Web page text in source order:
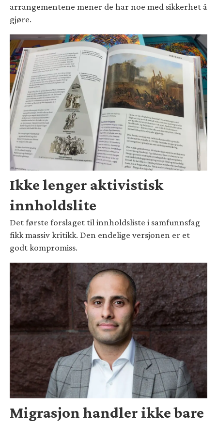
arrangementene mener de har noe med sikkerhet å
gjøre.
Ikke lenger aktivistisk
innholdslite
Det første forslaget til innholdsliste i samfunnsfag
fikk massiv kritikk. Den endelige versjonen er et
godt kompromiss.
Migrasjon handler ikke bare